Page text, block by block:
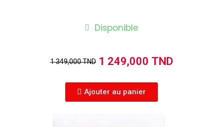
Disponible
1 349,000 TND 1 249,000 TND
Ajouter au panier